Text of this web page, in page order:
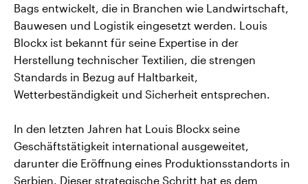
Bags entwickelt, die in Branchen wie Landwirtschaft,
Bauwesen und Logistik eingesetzt werden. Louis
Blockx ist bekannt für seine Expertise in der
Herstellung technischer Textilien, die strengen
Standards in Bezug auf Haltbarkeit,
Wetterbeständigkeit und Sicherheit entsprechen.
In den letzten Jahren hat Louis Blockx seine
Geschäftstätigkeit international ausgeweitet,
darunter die Eröffnung eines Produktionsstandorts in
Serbien. Dieser strategische Schritt hat es dem